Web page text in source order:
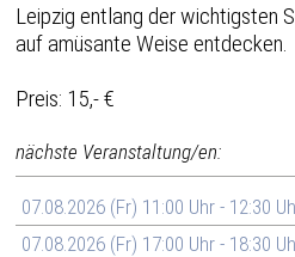
Leipzig entlang der wichtigsten
auf amüsante Weise entdecken.
Preis: 15,- €
nächste Veranstaltung/en:
07.08.2026 (Fr) 11:00 Uhr - 12:30
07.08.2026 (Fr) 17:00 Uhr - 18:30